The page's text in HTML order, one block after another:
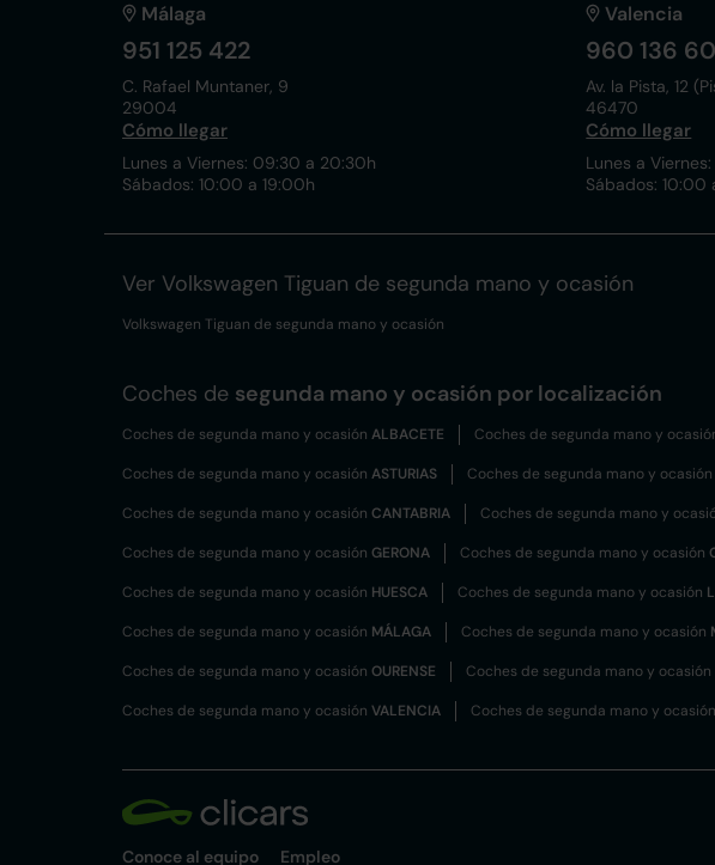
Málaga
951 125 422
C. Rafael Muntaner, 9
29004
Cómo llegar
Lunes a Viernes: 09:30 a 20:30h
Sábados: 10:00 a 19:00h
Valencia
960 136
Av. la Pista, 12
46470
Cómo llegar
Lunes a
Sábados: 10:00
Ver Volkswagen Tiguan de segunda mano y ocasión
Volkswagen Tiguan de segunda mano y ocasión
Coches de segunda mano y ocasión por localización
Coches de segunda mano y ocasión ALBACETE Coches de segunda mano y
Coches de segunda mano y ocasión ASTURIAS Coches de segunda mano y ocasión
Coches de segunda mano y ocasión CANTABRIA Coches de segunda mano y
Coches de segunda mano y ocasión GERONA Coches de segunda mano y ocasión
Coches de segunda mano y ocasión HUESCA Coches de segunda mano y ocasión
Coches de segunda mano y ocasión MÁLAGA Coches de segunda mano y ocasión
Coches de segunda mano y ocasión OURENSE Coches de segunda mano y ocasión
Coches de segunda mano y ocasión VALENCIA Coches de segunda mano y ocasión
Conoce al equipo Empleo